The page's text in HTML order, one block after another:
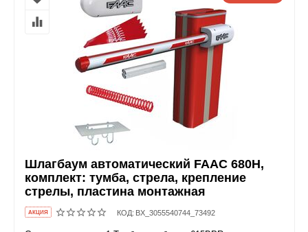
Шлагбаум автоматический FAAC 680H,
комплект: тумба, стрела, крепление
стрелы, пластина монтажная
AКЦИЯ КОД: BX_3055540744_73492